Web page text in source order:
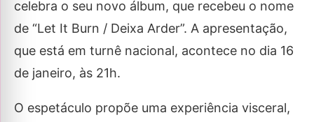
celebra o seu novo álbum, que recebeu o nome
de “Let It Burn / Deixa Arder”. A apresentação,
que está em turnê nacional, acontece no dia 16
de janeiro, às 21h.
O espetáculo propõe uma experiência visceral,